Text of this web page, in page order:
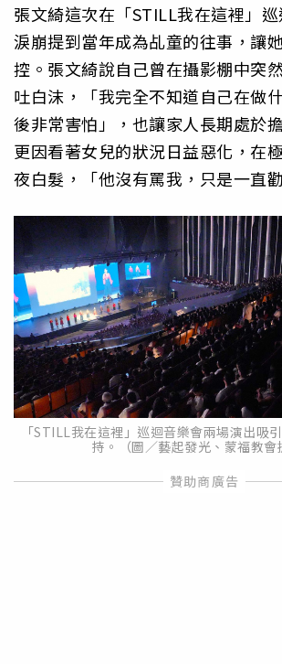
張文綺這次在「STILL我在這裡」巡
淚崩提到當年成為乩童的往事，讓
控。張文綺說自己曾在攝影棚中突
吐白沫，「我完全不知道自己在做
後非常害怕」，也讓家人長期處於
更因看著女兒的狀況日益惡化，在
夜白髮，「他沒有罵我，只是一直
「STILL我在這裡」巡迴音樂會兩場演出吸
持。（圖／藝起發光、蒙福教會